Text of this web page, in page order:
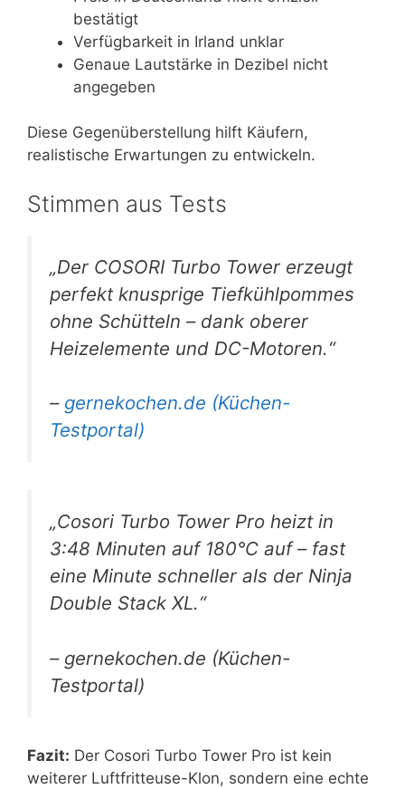
bestätigt
Verfügbarkeit in Irland unklar
Genaue Lautstärke in Dezibel nicht
angegeben
Diese Gegenüberstellung hilft Käufern,
realistische Erwartungen zu entwickeln.
Stimmen aus Tests
„Der COSORI Turbo Tower erzeugt
perfekt knusprige Tiefkühlpommes
ohne Schütteln – dank oberer
Heizelemente und DC-Motoren.“
– gernekochen.de (Küchen-
Testportal)
„Cosori Turbo Tower Pro heizt in
3:48 Minuten auf 180°C auf – fast
eine Minute schneller als der Ninja
Double Stack XL.“
– gernekochen.de (Küchen-
Testportal)
Fazit: Der Cosori Turbo Tower Pro ist kein
weiterer Luftfritteuse-Klon, sondern eine echte